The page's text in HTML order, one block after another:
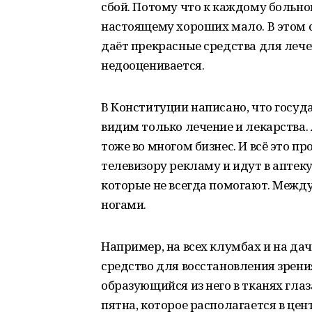
сбой. Потому что к каждому
настоящему хороших мало. В этом
даёт прекрасные средства для
недооценивается.
В Конституции написано, что
видим только лечение и
тоже во многом бизнес. И всё это
телевизору рекламу и идут в
которые не всегда помогают.
ногами.
Например, на всех клумбах и на
средство для восстановления
образующийся из него в тканях
пятна, которое располагается в